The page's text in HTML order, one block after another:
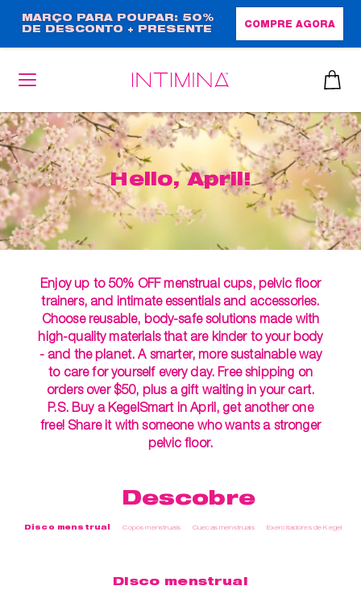
para
o
conteúdo
principal
MARÇO PARA POUPAR: 50%
DE DESCONTO + PRESENTE
COMPRE AGORA
Hello, April!
Enjoy up to 50% OFF menstrual cups, pelvic floor
trainers, and intimate essentials and accessories.
Choose reusable, body-safe solutions made with
high-quality materials that are kinder to your body
- and the planet. A smarter, more sustainable way
to care for yourself every day. Free shipping on
orders over $50, plus a gift waiting in your cart.
P.S. Buy a KegelSmart in April, get another one
free! Share it with someone who wants a stronger
pelvic floor.
Descobre
Disco menstrual Copos menstruais Cuecas menstruais Exercitadores de Kegel
Disco menstrual